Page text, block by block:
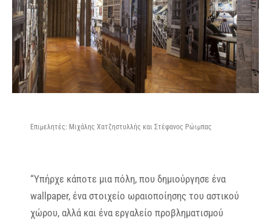
Επιμελητές: Μιχάλης Χατζηστυλλής και Στέφανος Ρώιμπας
“Υπήρχε κάποτε μια πόλη, που δημιούργησε ένα
wallpaper, ένα στοιχείο ωραιοποίησης του αστικού
χώρου, αλλά και ένα εργαλείο προβληματισμού